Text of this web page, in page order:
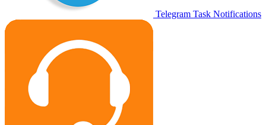
Telegram Task Notifications